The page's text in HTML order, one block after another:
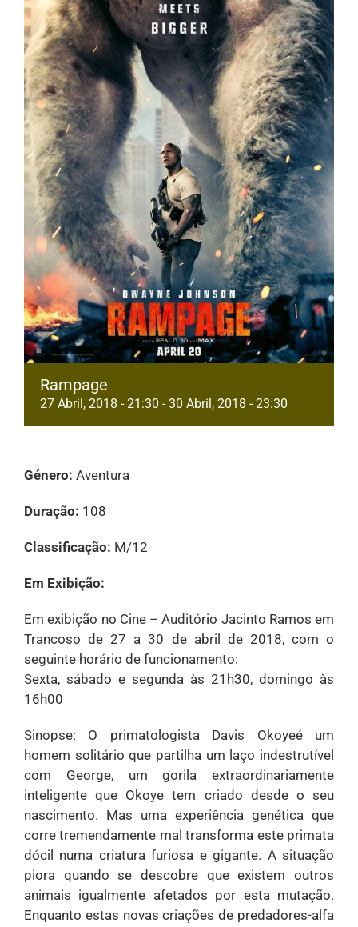
Rampage
27 Abril, 2018 - 21:30 -30 Abril, 2018 - 23:30
Género: Aventura
Duração: 108
Classificação: M/12
Em Exibição:
Em exibição no Cine – Auditório Jacinto Ramos em
Trancoso de 27 a 30 de abril de 2018, com o
seguinte horário de funcionamento:
Sexta, sábado e segunda às 21h30, domingo às
16h00
Sinopse: O primatologista Davis Okoyeé um
homem solitário que partilha um laço indestrutível
com George, um gorila extraordinariamente
inteligente que Okoye tem criado desde o seu
nascimento. Mas uma experiência genética que
corre tremendamente mal transforma este primata
dócil numa criatura furiosa e gigante. A situação
piora quando se descobre que existem outros
animais igualmente afetados por esta mutação.
Enquanto estas novas criações de predadores-alfa